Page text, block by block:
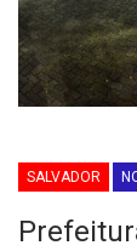
SALVADOR